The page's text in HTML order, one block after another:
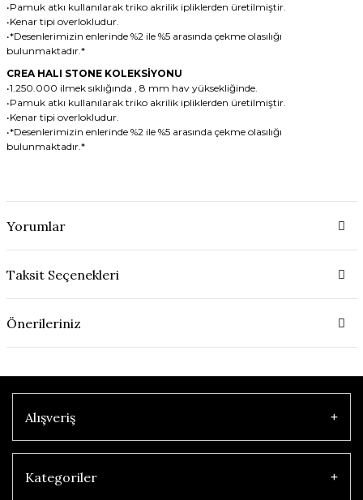
•Pamuk atkı kullanılarak triko akrilik ipliklerden üretilmiştir.
•Kenar tipi overlokludur.
•*Desenlerimizin enlerinde %2 ile %5 arasında çekme olasılığı
bulunmaktadır.*
CREA HALI STONE KOLEKSİYONU
•1.250.000 ilmek sıklığında , 8 mm hav yüksekliğinde.
•Pamuk atkı kullanılarak triko akrilik ipliklerden üretilmiştir.
•Kenar tipi overlokludur.
•*Desenlerimizin enlerinde %2 ile %5 arasında çekme olasılığı
bulunmaktadır.*
Yorumlar
Taksit Seçenekleri
Önerileriniz
Alışveriş
Kategoriler